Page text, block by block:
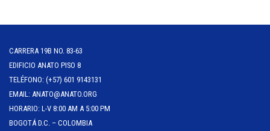
CARRERA 19B NO. 83-63
EDIFICIO ANATO PISO 8
TELÉFONO: (+57) 601 9143131
EMAIL: ANATO@ANATO.ORG
HORARIO: L-V 8:00 AM A 5:00 PM
BOGOTÁ D.C. – COLOMBIA